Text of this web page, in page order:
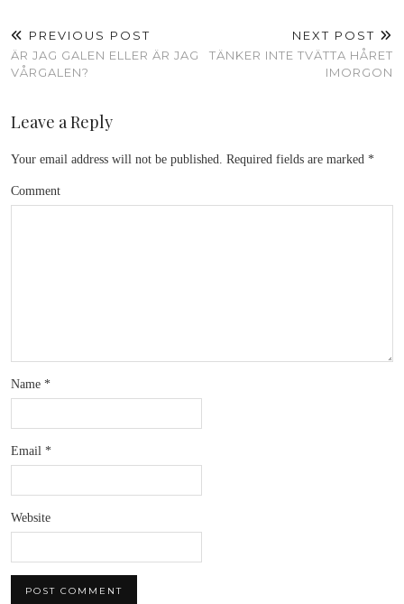
PREVIOUS POST
ÄR JAG GALEN ELLER ÄR JAG
VÅRGALEN?
NEXT POST
TÄNKER INTE TVÄTTA HÅRET
IMORGON
Leave a Reply
Your email address will not be published. Required fields are marked *
Comment
Name *
Email *
Website